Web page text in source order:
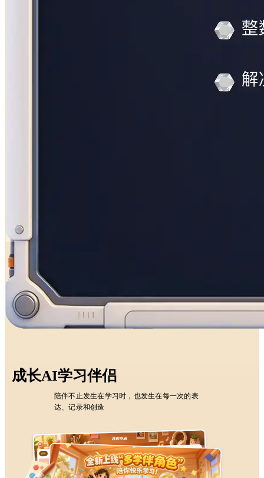
成长AI学习伴侣
陪伴不止发生在学习时，也发生在每一次的表
达、记录和创造